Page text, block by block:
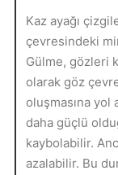
Kaz ayağı
çevresindeki
Gülme, gözleri
olarak göz
oluşmasına
daha güçlü
kaybolabilir.
azalabilir. Bu